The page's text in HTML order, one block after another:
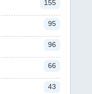
155
95
96
66
43